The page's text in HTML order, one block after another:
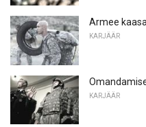
Armee
KARJÄÄR
KARJÄÄR